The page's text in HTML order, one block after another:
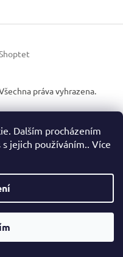
Dalším procházením
jejich používáním.. Více
zboží a my jej
kontaktovat a my Vám
práva vyhrazena.